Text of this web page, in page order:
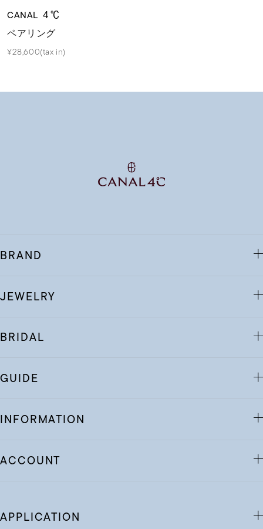
CANAL ４℃
ペアリング
¥28,600(tax in)
BRAND
JEWELRY
BRIDAL
GUIDE
INFORMATION
ACCOUNT
APPLICATION